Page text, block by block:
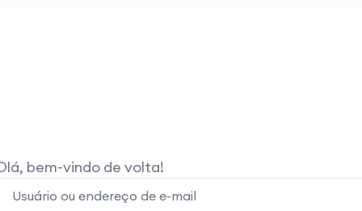
bem-vindo de volta!